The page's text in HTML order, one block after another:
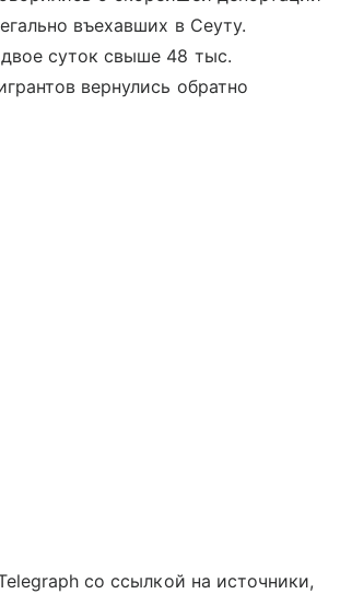
въехавших в Сеуту.
суток свыше 48 тыс.
вернулись обратно
со ссылкой на источники,